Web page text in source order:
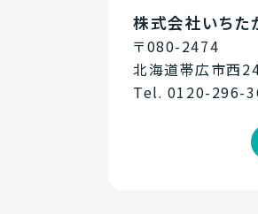
株式会社いちた
〒080-2474
北海道帯広市西
Tel. 0120-296-